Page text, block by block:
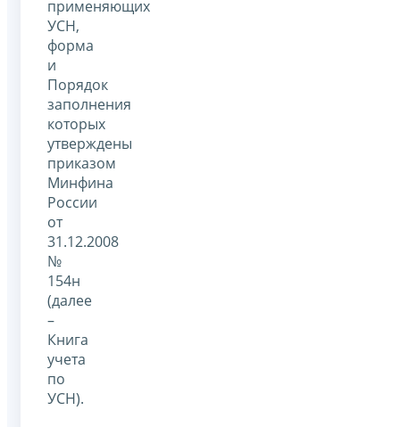
применяющих
УСН,
форма
и
Порядок
заполнения
которых
утверждены
приказом
Минфина
России
от
31.12.2008
№
154н
(далее
–
Книга
учета
по
УСН).